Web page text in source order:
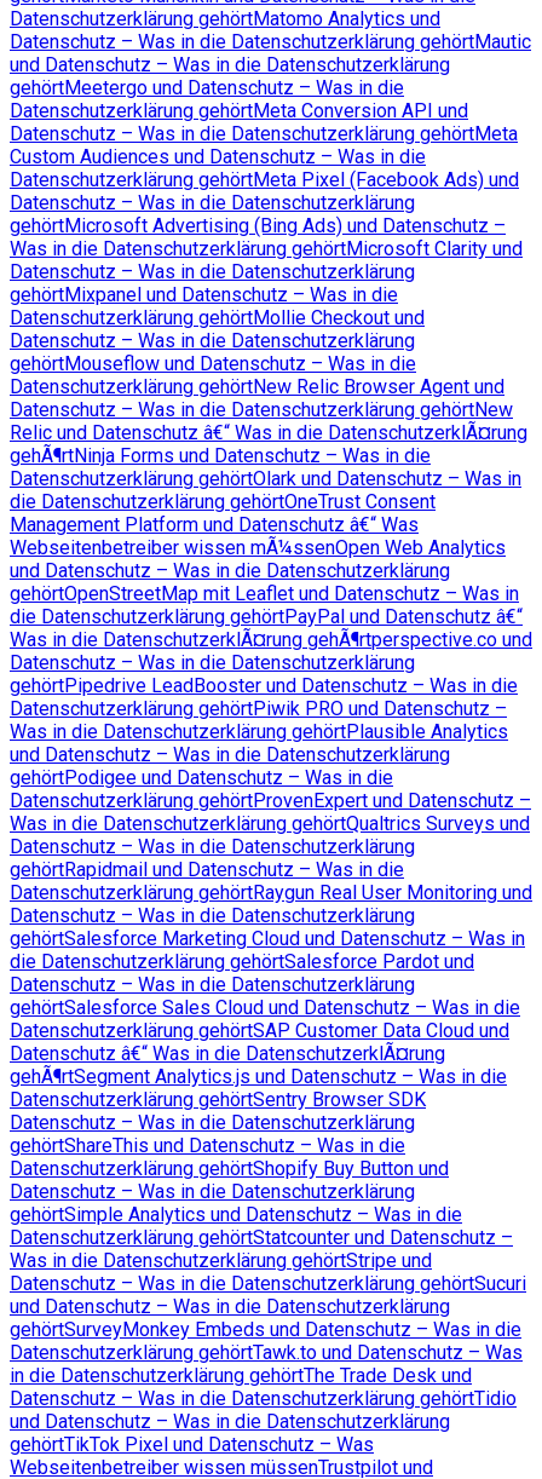
Datenschutzerklärung gehörtMatomo Analytics und
Datenschutz – Was in die Datenschutzerklärung gehörtMautic
und Datenschutz – Was in die Datenschutzerklärung
gehörtMeetergo und Datenschutz – Was in die
Datenschutzerklärung gehörtMeta Conversion API und
Datenschutz – Was in die Datenschutzerklärung gehörtMeta
Custom Audiences und Datenschutz – Was in die
Datenschutzerklärung gehörtMeta Pixel (Facebook Ads) und
Datenschutz – Was in die Datenschutzerklärung
gehörtMicrosoft Advertising (Bing Ads) und Datenschutz –
Was in die Datenschutzerklärung gehörtMicrosoft Clarity und
Datenschutz – Was in die Datenschutzerklärung
gehörtMixpanel und Datenschutz – Was in die
Datenschutzerklärung gehörtMollie Checkout und
Datenschutz – Was in die Datenschutzerklärung
gehörtMouseflow und Datenschutz – Was in die
Datenschutzerklärung gehörtNew Relic Browser Agent und
Datenschutz – Was in die Datenschutzerklärung gehörtNew
Relic und Datenschutz â€“ Was in die DatenschutzerklÃ¤rung
gehÃ¶rtNinja Forms und Datenschutz – Was in die
Datenschutzerklärung gehörtOlark und Datenschutz – Was in
die Datenschutzerklärung gehörtOneTrust Consent
Management Platform und Datenschutz â€“ Was
Webseitenbetreiber wissen mÃ¼ssenOpen Web Analytics
und Datenschutz – Was in die Datenschutzerklärung
gehörtOpenStreetMap mit Leaflet und Datenschutz – Was in
die Datenschutzerklärung gehörtPayPal und Datenschutz â€“
Was in die DatenschutzerklÃ¤rung gehÃ¶rtperspective.co und
Datenschutz – Was in die Datenschutzerklärung
gehörtPipedrive LeadBooster und Datenschutz – Was in die
Datenschutzerklärung gehörtPiwik PRO und Datenschutz –
Was in die Datenschutzerklärung gehörtPlausible Analytics
und Datenschutz – Was in die Datenschutzerklärung
gehörtPodigee und Datenschutz – Was in die
Datenschutzerklärung gehörtProvenExpert und Datenschutz –
Was in die Datenschutzerklärung gehörtQualtrics Surveys und
Datenschutz – Was in die Datenschutzerklärung
gehörtRapidmail und Datenschutz – Was in die
Datenschutzerklärung gehörtRaygun Real User Monitoring und
Datenschutz – Was in die Datenschutzerklärung
gehörtSalesforce Marketing Cloud und Datenschutz – Was in
die Datenschutzerklärung gehörtSalesforce Pardot und
Datenschutz – Was in die Datenschutzerklärung
gehörtSalesforce Sales Cloud und Datenschutz – Was in die
Datenschutzerklärung gehörtSAP Customer Data Cloud und
Datenschutz â€“ Was in die DatenschutzerklÃ¤rung
gehÃ¶rtSegment Analytics.js und Datenschutz – Was in die
Datenschutzerklärung gehörtSentry Browser SDK
Datenschutz – Was in die Datenschutzerklärung
gehörtShareThis und Datenschutz – Was in die
Datenschutzerklärung gehörtShopify Buy Button und
Datenschutz – Was in die Datenschutzerklärung
gehörtSimple Analytics und Datenschutz – Was in die
Datenschutzerklärung gehörtStatcounter und Datenschutz –
Was in die Datenschutzerklärung gehörtStripe und
Datenschutz – Was in die Datenschutzerklärung gehörtSucuri
und Datenschutz – Was in die Datenschutzerklärung
gehörtSurveyMonkey Embeds und Datenschutz – Was in die
Datenschutzerklärung gehörtTawk.to und Datenschutz – Was
in die Datenschutzerklärung gehörtThe Trade Desk und
Datenschutz – Was in die Datenschutzerklärung gehörtTidio
und Datenschutz – Was in die Datenschutzerklärung
gehörtTikTok Pixel und Datenschutz – Was
Webseitenbetreiber wissen müssenTrustpilot und